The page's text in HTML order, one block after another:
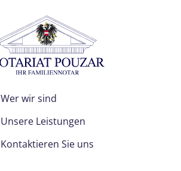
Wer wir sind
Unsere Leistungen
Kontaktieren Sie uns